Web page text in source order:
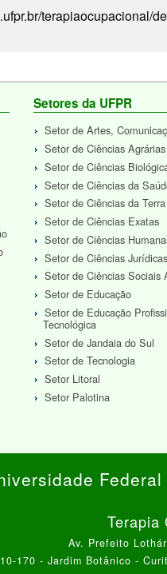
terapiaocupacional/
Setores da UFPR
Setor de Artes,
Setor de Ciências Agrárias
Setor de Ciências
Setor de Ciências da
Setor de Ciências da Terra
Setor de Ciências Exatas
Setor de Ciências
Setor de Ciências Jurídicas
Setor de Ciências Sociais
Setor de Educação
Setor de Educação
Tecnológica
Setor de Jandaia do Sul
Setor de Tecnologia
Setor Litoral
Setor Palotina
Terapia
Av. Prefeito
170 - Jardim Botânico -